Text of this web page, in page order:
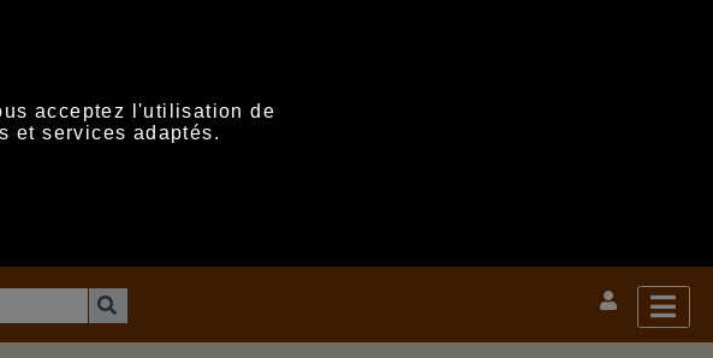
acceptez l'utilisation de
et services adaptés.